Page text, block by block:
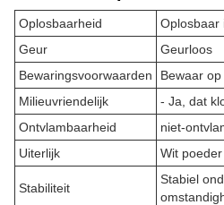
Oplosbaarheid
Oplosbaar
Geur
Geurloos
Bewaringsvoorwaarden
Bewaar
Milieuvriendelijk
- Ja, dat
Ontvlambaarheid
niet-
Uiterlijk
Wit poeder
Stabiliteit
Stabiel